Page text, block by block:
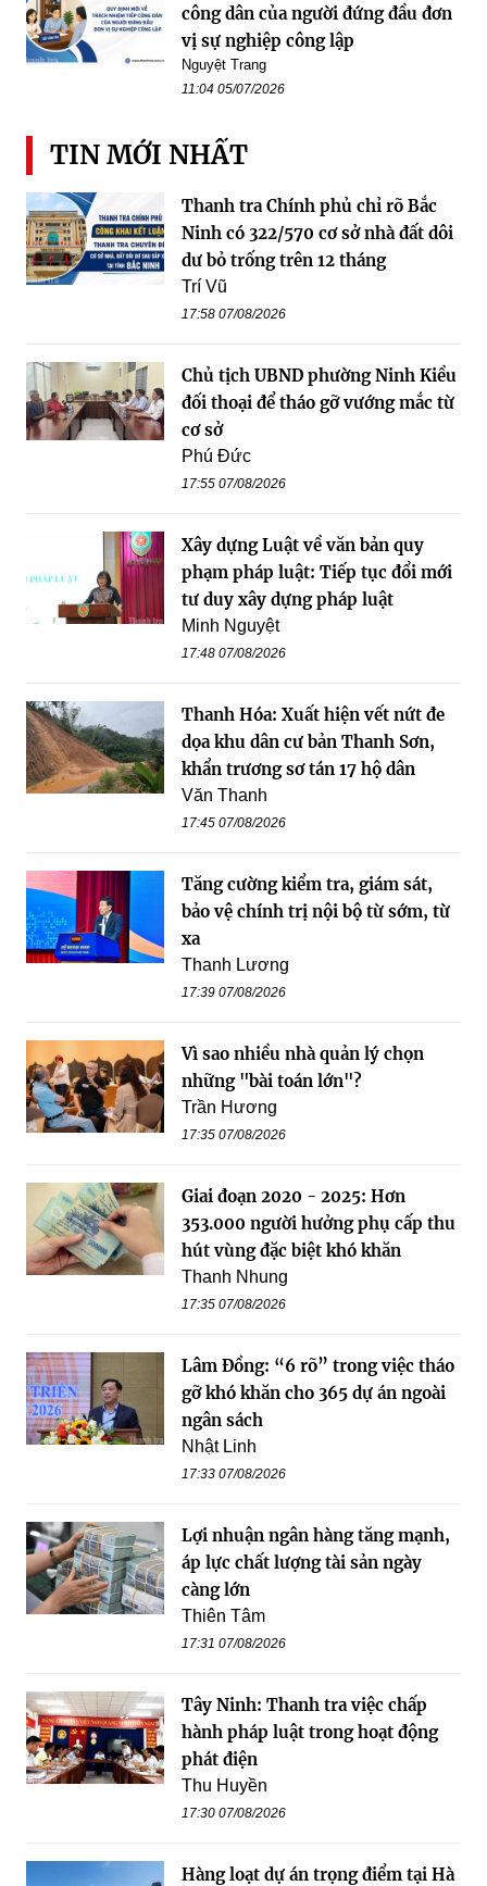
công dân của người đứng đầu đơn
vị sự nghiệp công lập
Nguyệt Trang
11:04 05/07/2026
TIN MỚI NHẤT
Thanh tra Chính phủ chỉ rõ Bắc
Ninh có 322/570 cơ sở nhà đất dôi
dư bỏ trống trên 12 tháng
Trí Vũ
17:58 07/08/2026
Chủ tịch UBND phường Ninh Kiều
đối thoại để tháo gỡ vướng mắc từ
cơ sở
Phú Đức
17:55 07/08/2026
Xây dựng Luật về văn bản quy
phạm pháp luật: Tiếp tục đổi mới
tư duy xây dựng pháp luật
Minh Nguyệt
17:48 07/08/2026
Thanh Hóa: Xuất hiện vết nứt đe
dọa khu dân cư bản Thanh Sơn,
khẩn trương sơ tán 17 hộ dân
Văn Thanh
17:45 07/08/2026
Tăng cường kiểm tra, giám sát,
bảo vệ chính trị nội bộ từ sớm, từ
xa
Thanh Lương
17:39 07/08/2026
Vì sao nhiều nhà quản lý chọn
những "bài toán lớn"?
Trần Hương
17:35 07/08/2026
Giai đoạn 2020 - 2025: Hơn
353.000 người hưởng phụ cấp thu
hút vùng đặc biệt khó khăn
Thanh Nhung
17:35 07/08/2026
Lâm Đồng: “6 rõ” trong việc tháo
gỡ khó khăn cho 365 dự án ngoài
ngân sách
Nhật Linh
17:33 07/08/2026
Lợi nhuận ngân hàng tăng mạnh,
áp lực chất lượng tài sản ngày
càng lớn
Thiên Tâm
17:31 07/08/2026
Tây Ninh: Thanh tra việc chấp
hành pháp luật trong hoạt động
phát điện
Thu Huyền
17:30 07/08/2026
Hàng loạt dự án trọng điểm tại Hà